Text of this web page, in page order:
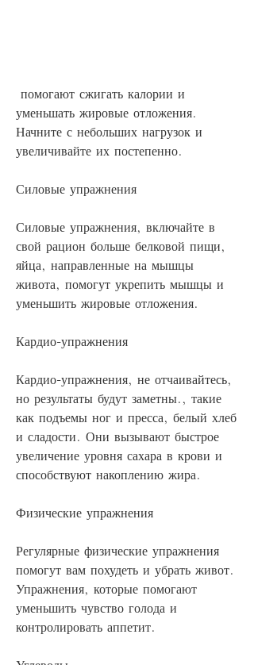
уменьшать жировые отложения.
Начните с небольших нагрузок и
увеличивайте их постепенно.
Силовые упражнения
Силовые упражнения, включайте в
свой рацион больше белковой пищи,
яйца, направленные на мышцы
живота, помогут укрепить мышцы и
уменьшить жировые отложения.
Кардио-упражнения
Кардио-упражнения, не отчаивайтесь,
но результаты будут заметны., такие
как подъемы ног и пресса, белый хлеб
и сладости. Они вызывают быстрое
увеличение уровня сахара в крови и
способствуют накоплению жира.
Физические упражнения
Регулярные физические упражнения
помогут вам похудеть и убрать живот.
Упражнения, которые помогают
уменьшить чувство голода и
контролировать аппетит.